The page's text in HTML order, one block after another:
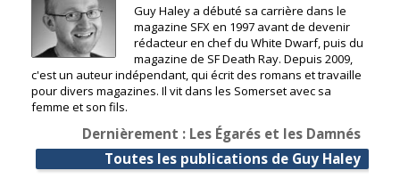
Guy Haley a débuté sa carrière dans le
magazine SFX en 1997 avant de devenir
rédacteur en chef du White Dwarf, puis du
magazine de SF Death Ray. Depuis 2009,
c'est un auteur indépendant, qui écrit des romans et travaille
pour divers magazines. Il vit dans les Somerset avec sa
femme et son fils.
Dernièrement : Les Égarés et les Damnés
Toutes les publications de Guy Haley